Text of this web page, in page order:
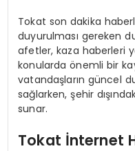
Tokat son dakika
duyurulması gereken
afetler, kaza haberleri
konularda önemli bir
vatandaşların güncel
sağlarken, şehir
sunar.
Tokat İnternet